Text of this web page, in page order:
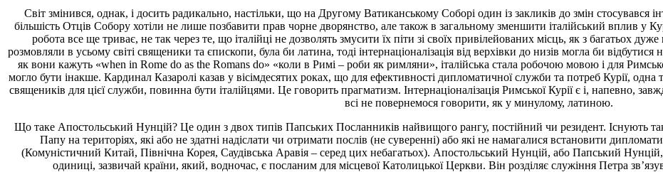
Світ змінився, однак, і досить радикально, настільки, що на Другому Ватиканському Соборі один із закликів до змін стосувався
більшість Отців Собору хотіли не лише позбавити прав чорне дворянство, але також в загальному зменшити італійський вплив у
робота все ще триває, не так через те, що італійці не дозволять змусити їх піти зі своїх привілейованих місць, як з багатьох
розмовляли в усьому світі священики та єпископи, була би латина, тоді інтернаціоналізація від верхівки до низів могла би
як вони кажуть «when in Rome do as the Romans do» «коли в Римі – роби як римляни», італійська стала робочою мовою і для
могло бути інакше. Кардинал Казаролі казав у вісімдесятих роках, що для ефективності дипломатичної служби та потреб Курії, одна
священиків для цієї служби, повинна бути італійцями. Це говорить прагматизм. Інтернаціоналізація Римської Курії є і, напевно,
всі не повернемося говорити, як у минулому, латиною.
Що таке Апостольський Нунцій? Це один з двох типів Папських Посланників найвищого рангу, постійний чи резидент. Існують
Папу на територіях, які або не здатні надіслати чи отримати послів (не суверенні) або які не намагалися встановити
(Комуністичний Китай, Північна Корея, Саудівська Аравія – серед цих небагатьох). Апостольський Нунцій, або Папський
одиниці, зазвичай країни, який, водночас, є посланим для місцевої Католицької Церкви. Він розділяє служіння Петра